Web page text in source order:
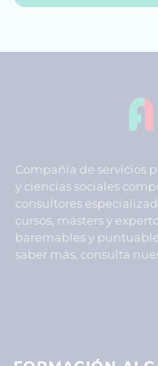
Compañía de servicios
y ciencias sociales
consultores
cursos, másters y
baremables y
saber más, consulta